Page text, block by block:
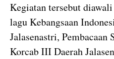
Kegiatan tersebut
lagu Kebangsaan
Jalasenastri, Pembacaan
Korcab III Daerah